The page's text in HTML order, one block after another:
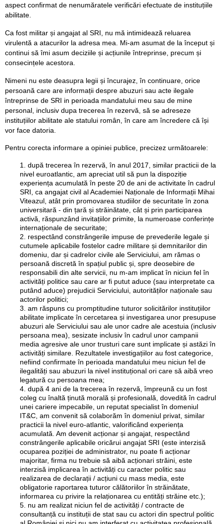
aspect confirmat de nenumăratele verificări efectuate de instituțiile
abilitate.
Ca fost militar și angajat al SRI, nu mă intimidează reluarea
virulentă a atacurilor la adresa mea. Mi-am asumat de la început și
continui să îmi asum deciziile și acțiunile întreprinse, precum și
consecințele acestora.
Nimeni nu este deasupra legii și încurajez, în continuare, orice
persoană care are informații despre abuzuri sau acte ilegale
întreprinse de SRI in perioada mandatului meu sau de mine
personal, inclusiv dupa trecerea în rezervă, să se adreseze
instituțiilor abilitate ale statului român, în care am încredere că își
vor face datoria.
Pentru corecta informare a opiniei publice, precizez următoarele:
după trecerea în rezervă, în anul 2017, similar practicii de la
nivel euroatlantic, am apreciat util să pun la dispoziție
experiența acumulată în peste 20 de ani de activitate în cadrul
SRI, ca angajat civil al Academiei Naționale de Informații Mihai
Viteazul, atât prin promovarea studiilor de securitate în zona
universitară - din țară și străinătate, cât și prin participarea
activă, răspunzând invitațiilor primite, la numeroase conferințe
internaționale de securitate;
respectând constrângerile impuse de prevederile legale și
cutumele aplicabile fostelor cadre militare și demnitarilor din
domeniu, dar și cadrelor civile ale Serviciului, am rămas o
persoană discretă în spațiul public și, spre deosebire de
responsabili din alte servicii, nu m-am implicat în niciun fel în
activități politice sau care ar fi putut aduce (sau interpretate ca
putând aduce) prejudicii Serviciului, autorităților naționale sau
actorilor politici;
am răspuns cu promptitudine tuturor solicitărilor instituțiilor
abilitate implicate în cercetarea și investigarea unor presupuse
abuzuri ale Serviciului sau ale unor cadre ale acestuia (inclusiv
persoana mea), sesizate inclusiv în cadrul unor campanii
media agresive ale unor trusturi care sunt implicate și astăzi în
activități similare. Rezultatele investigațiilor au fost categorice,
nefiind confirmate în perioada mandatului meu niciun fel de
ilegalități sau abuzuri la nivel instituțional ori care să aibă vreo
legatură cu persoana mea;
după 4 ani de la trecerea în rezervă, împreună cu un fost
coleg cu înaltă ținută morală și profesională, dovedită în cadrul
unei cariere impecabile, un reputat specialist în domeniul
IT&C, am convenit să colaborăm în domeniul privat, similar
practicii la nivel euro-atlantic, valorificând experiența
acumulată. Am devenit acționar și angajat, respectând
constrângerile aplicabile oricărui angajat SRI (este interzisă
ocuparea poziției de administrator, nu poate fi acționar
majoritar, firma nu trebuie să aibă acționari străini, este
interzisă implicarea în activități cu caracter politic sau
realizarea de declarații / acțiuni cu mass media, este
obligatorie raportarea tuturor călătoriilor în străinătate,
informarea cu privire la relaționarea cu entități străine etc.);
nu am realizat niciun fel de activități / contracte de
consultanță cu instituții de stat sau cu actori din spectrul politic